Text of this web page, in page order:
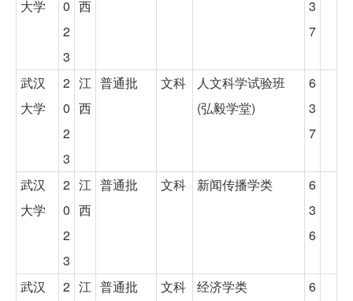
大学
0
2
3
西
3
7
武汉
大学
2
0
2
3
江
西
普通批 文科
人文科学试验班
(弘毅学堂)
6
3
7
武汉
大学
2
0
2
3
江
西
普通批 文科 新闻传播学类
6
3
6
武汉
2 江 普通批 文科 经济学类
6